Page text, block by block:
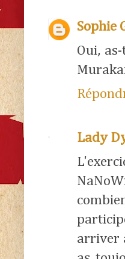
Sophie
Oui,
Lady
arriver